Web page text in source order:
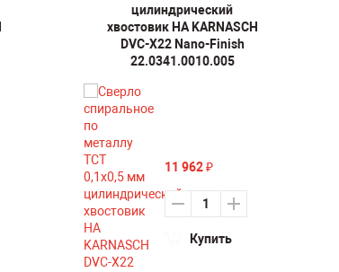
цилиндрический
хвостовик HA KARNASCH
DVC-X22 Nano-Finish
22.0341.0010.005
11 962 ₽
Купить